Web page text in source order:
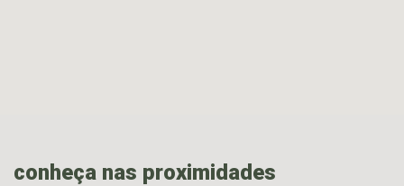
conheça nas proximidades